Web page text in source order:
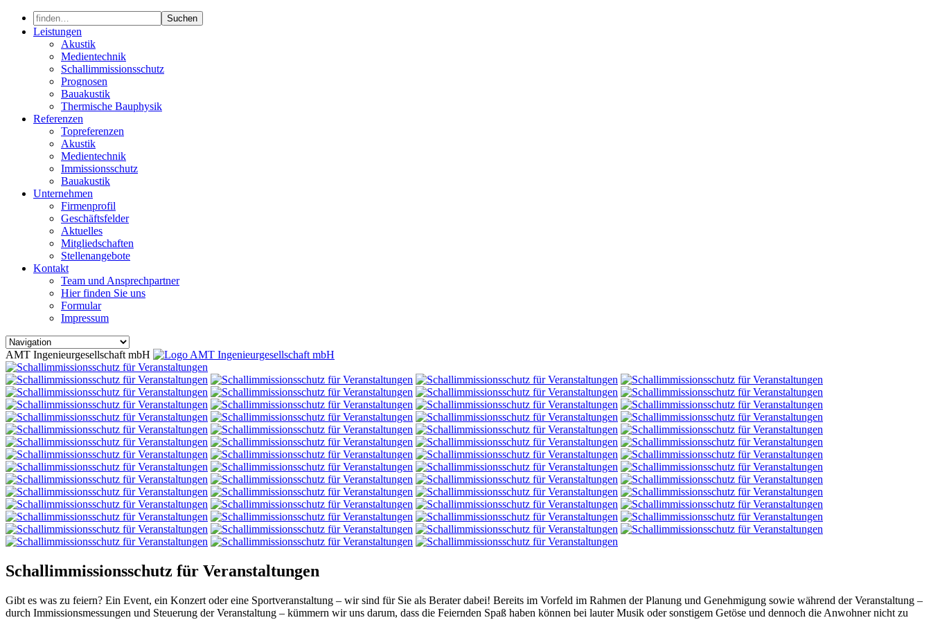
Skip
Leistungen
Akustik
Medientechnik
Schallimmissionsschutz
Prognosen
Bauakustik
Thermische Bauphysik
Referenzen
Topreferenzen
Akustik
Medientechnik
Immissionsschutz
Bauakustik
Unternehmen
Firmenprofil
Geschäftsfelder
Aktuelles
Mitgliedschaften
Stellenangebote
Kontakt
Team und Ansprechpartner
Hier finden Sie uns
Formular
Impressum
AMT Ingenieurgesellschaft mbH
Schallimmissionsschutz für Veranstaltungen
Gibt es was zu feiern? Ein Event, ein Konzert oder eine Sportveranstaltung – wir sind für Sie als Berater dabei! Bereits im Vorfeld im Rahmen der Planung und Genehmigung sowie während der Veranstaltung –
durch Immissionsmessungen und Steuerung der Veranstaltung – kümmern wir uns darum, dass die Feiernden Spaß haben können bei lauter Musik oder sonstigem Getöse und dennoch die Anwohner nicht zu